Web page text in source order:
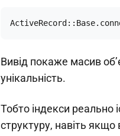
Вивід покаже масив
унікальність.
Тобто індекси реально
структуру, навіть